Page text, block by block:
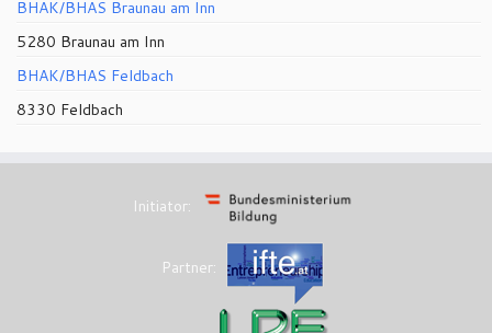
BHAK/BHAS Braunau am Inn
5280 Braunau am Inn
BHAK/BHAS Feldbach
8330 Feldbach
Initiator:
Partner: